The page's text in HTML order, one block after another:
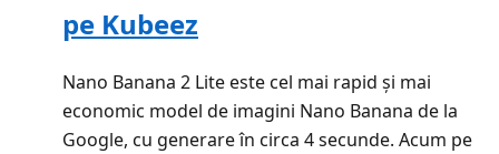
pe Kubeez
Nano Banana 2 Lite este cel mai rapid și mai
economic model de imagini Nano Banana de la
Google, cu generare în circa 4 secunde. Acum pe